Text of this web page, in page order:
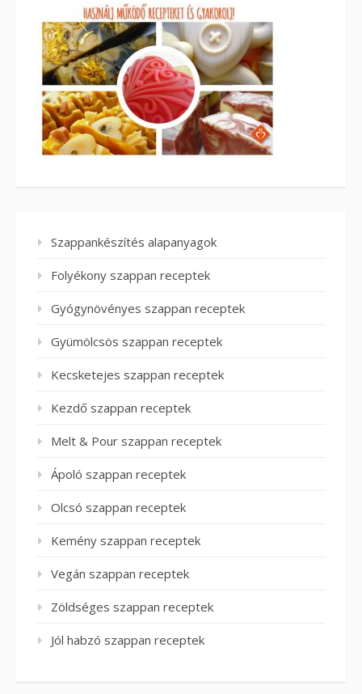
Szappankészítés alapanyagok
Folyékony szappan receptek
Gyógynövényes szappan receptek
Gyümölcsös szappan receptek
Kecsketejes szappan receptek
Kezdő szappan receptek
Melt & Pour szappan receptek
Ápoló szappan receptek
Olcsó szappan receptek
Kemény szappan receptek
Vegán szappan receptek
Zöldséges szappan receptek
Jól habzó szappan receptek